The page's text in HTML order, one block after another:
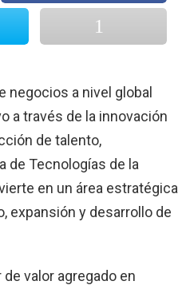
negocios a nivel global
a través de la innovación
de talento,
de Tecnologías de la
en un área estratégica
expansión y desarrollo de
valor agregado en